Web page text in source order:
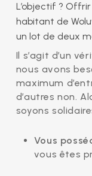
L’objectif ?
habitant de
un lot de deux
Il s’agit d’un
nous avons
maximum
d’autres non.
soyons
Vous
vous êtes